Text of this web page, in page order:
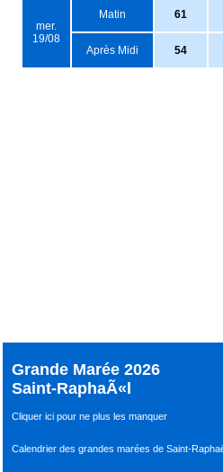
mer.
19/08
Matin 61
Après Midi 54
Grande Marée 2026
Saint-RaphaÃ«l
Cliquer ici pour ne plus les manquer
Calendrier des grandes marées de Saint-